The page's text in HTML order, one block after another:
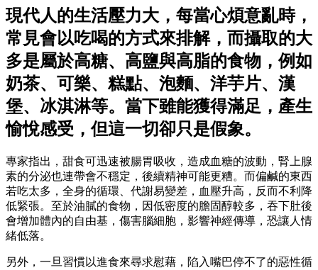
現代人的生活壓力大，每當心煩意亂時，
常見會以吃喝的方式來排解，而攝取的大
多是屬於高糖、高鹽與高脂的食物，例如
奶茶、可樂、糕點、泡麵、洋芋片、漢
堡、冰淇淋等。當下雖能獲得滿足，產生
愉悅感受，但這一切卻只是假象。
專家指出，甜食可迅速被腸胃吸收，造成血糖的波動，腎上腺
素的分泌也連帶會不穩定，後續精神可能更糟。而偏鹹的東西
若吃太多，全身的循環、代謝易變差，血壓升高，反而不利降
低緊張。至於油膩的食物，因低密度的膽固醇較多，吞下肚後
會增加體內的自由基，傷害腦細胞，影響神經傳導，恐讓人情
緒低落。
另外，一旦習慣以進食來尋求慰藉，陷入嘴巴停不了的惡性循